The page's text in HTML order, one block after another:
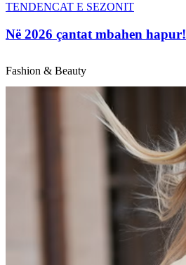
TENDENCAT E SEZONIT
Në 2026 çantat mbahen hapur!
Fashion & Beauty